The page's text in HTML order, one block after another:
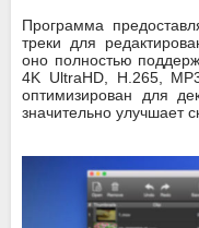
Программа
треки для
оно полностью
4K UltraHD, H.265,
оптимизирован для
значительно улучшает